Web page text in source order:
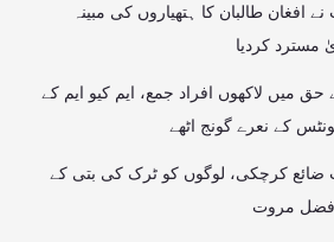
افغان طالبان کا ہتھیاروں کی مبینہ
کردیا
میں لاکھوں افراد جمع، ایم کیو ایم کے
کے نعرے گونج اٹھے
ضائع کرچکی، لوگوں کو ٹرک کی بتی کے
افضل مروت